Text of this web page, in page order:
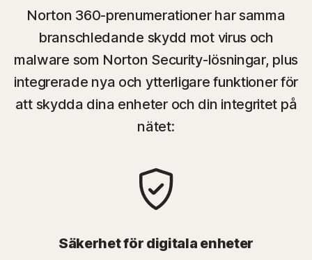
Norton 360-prenumerationer har samma
branschledande skydd mot virus och
malware som Norton Security-lösningar, plus
integrerade nya och ytterligare funktioner för
att skydda dina enheter och din integritet på
nätet:
Säkerhet för digitala enheter